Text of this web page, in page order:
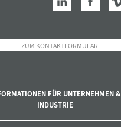
ZUM KONTAKTFORMULAR
FÜR UNTERNEHMEN &
INDUSTRIE